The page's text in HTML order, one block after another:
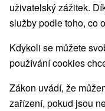
VŠECHNY
uživatelský zážitek.
služby podle toho, co
Kdykoli se můžete
používání cookies
Zákon uvádí, že
zařízení, pokud jsou